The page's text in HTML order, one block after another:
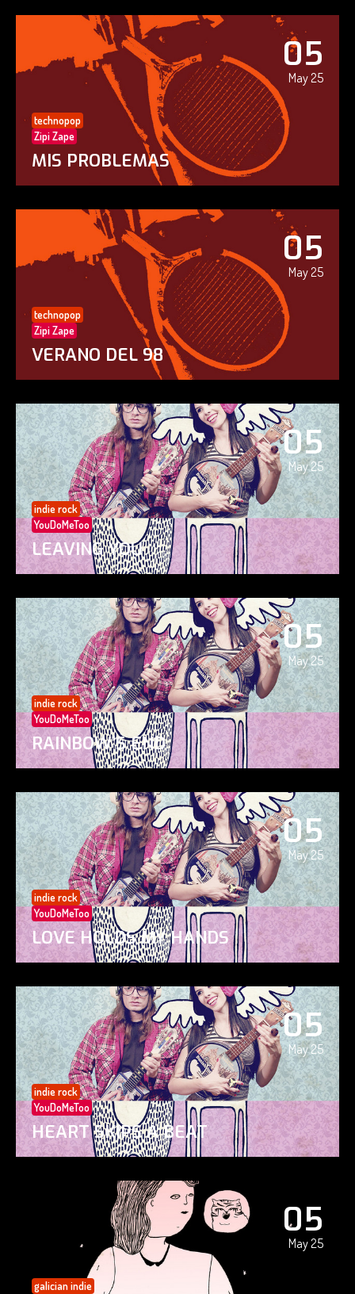
05
May 25
technopop
Zipi Zape
MIS PROBLEMAS
05
May 25
technopop
Zipi Zape
VERANO DEL 98
05
May 25
indie rock
YouDoMeToo
LEAVING YOU
05
May 25
indie rock
YouDoMeToo
RAINBOW’S END
05
May 25
indie rock
YouDoMeToo
LOVE HOLDS MY HANDS
05
May 25
indie rock
YouDoMeToo
HEART SKIPS A BEAT
05
May 25
galician indie